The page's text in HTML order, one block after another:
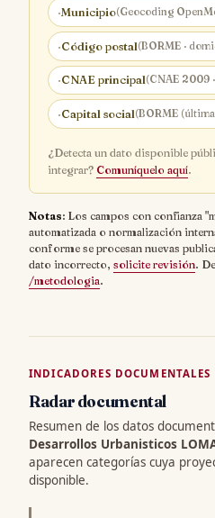
·Municipio(Geocoding
·Código postal(BORME ·
·CNAE principal(CNAE 2009
·Capital social(BORME
¿Detecta un dato disponible
integrar? Comuníquelo aquí.
Notas: Los campos con confianza
automatizada o normalización
conforme se procesan nuevas
dato incorrecto, solicite revisión.
/metodologia.
INDICADORES DOCUMENTALES
Radar documental
Resumen de los datos
Desarrollos Urbanisticos
aparecen categorías cuya
disponible.